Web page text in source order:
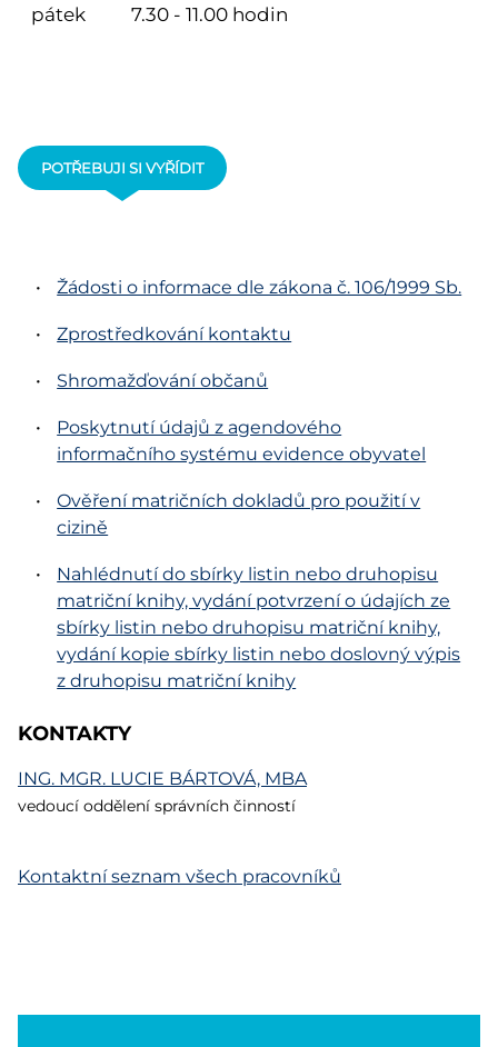
pátek 7.30 - 11.00 hodin
POTŘEBUJI SI VYŘÍDIT
Žádosti o informace dle zákona č. 106/1999 Sb.
Zprostředkování kontaktu
Shromažďování občanů
Poskytnutí údajů z agendového
informačního systému evidence obyvatel
Ověření matričních dokladů pro použití v
cizině
Nahlédnutí do sbírky listin nebo druhopisu
matriční knihy, vydání potvrzení o údajích ze
sbírky listin nebo druhopisu matriční knihy,
vydání kopie sbírky listin nebo doslovný výpis
z druhopisu matriční knihy
KONTAKTY
ING. MGR. LUCIE BÁRTOVÁ, MBA
vedoucí oddělení správních činností
Kontaktní seznam všech pracovníků